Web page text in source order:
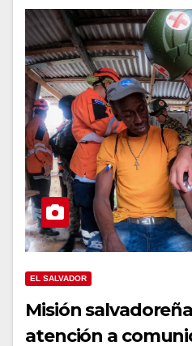
EL SALVADOR
Misión
atención a